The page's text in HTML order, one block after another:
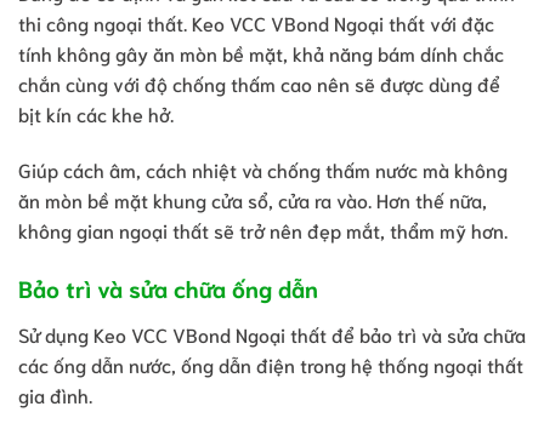
thi công ngoại thất. Keo VCC VBond Ngoại thất với đặc
tính không gây ăn mòn bề mặt, khả năng bám dính chắc
chắn cùng với độ chống thấm cao nên sẽ được dùng để
bịt kín các khe hở.
Giúp cách âm, cách nhiệt và chống thấm nước mà không
ăn mòn bề mặt khung cửa sổ, cửa ra vào. Hơn thế nữa,
không gian ngoại thất sẽ trở nên đẹp mắt, thẩm mỹ hơn.
Bảo trì và sửa chữa ống dẫn
Sử dụng Keo VCC VBond Ngoại thất để bảo trì và sửa chữa
các ống dẫn nước, ống dẫn điện trong hệ thống ngoại thất
gia đình.